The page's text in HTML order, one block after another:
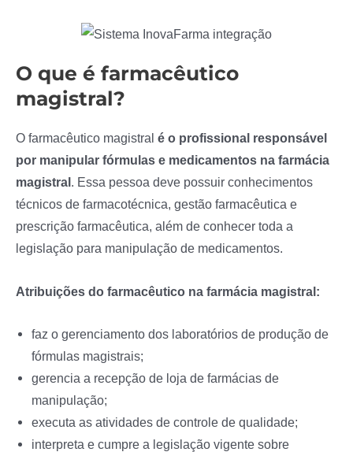
O que é farmacêutico
magistral?
O farmacêutico magistral é o profissional responsável
por manipular fórmulas e medicamentos na farmácia
magistral . Essa pessoa deve possuir conhecimentos
técnicos de farmacotécnica, gestão farmacêutica e
prescrição farmacêutica, além de conhecer toda a
legislação para manipulação de medicamentos.
Atribuições do farmacêutico na farmácia magistral:
faz o gerenciamento dos laboratórios de produção de
fórmulas magistrais;
gerencia a recepção de loja de farmácias de
manipulação;
executa as atividades de controle de qualidade;
interpreta e cumpre a legislação vigente sobre